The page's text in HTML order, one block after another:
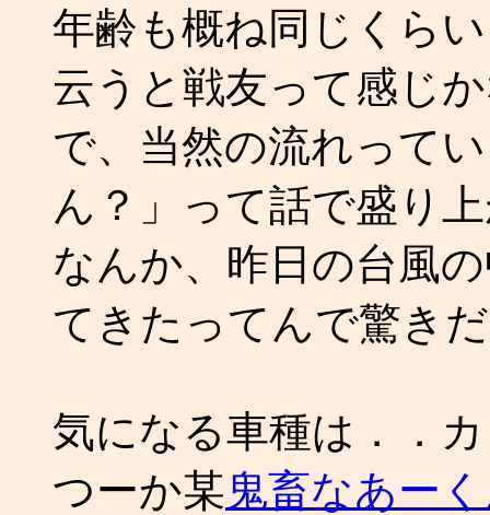
年齢も概ね同じくら
云うと戦友って感じ
で、当然の流れって
ん？」って話で盛り
なんか、昨日の台風
てきたってんで驚き
気になる車種は．．
つーか某鬼畜なあー